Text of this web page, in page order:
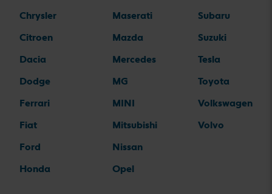
Chrysler
Citroen
Dacia
Dodge
Ferrari
Fiat
Ford
Honda
Maserati
Mazda
Mercedes
MG
MINI
Mitsubishi
Nissan
Opel
Subaru
Suzuki
Tesla
Toyota
Volkswagen
Volvo